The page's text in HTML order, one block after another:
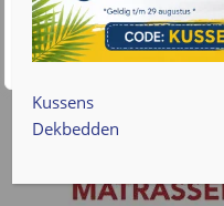
Accepteren
Kussens
Dekbedden